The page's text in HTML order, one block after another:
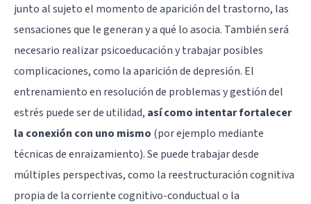
junto al sujeto el momento de aparición del trastorno, las
sensaciones que le generan y a qué lo asocia. También será
necesario realizar psicoeducación y trabajar posibles
complicaciones, como la aparición de depresión. El
entrenamiento en resolución de problemas y gestión del
estrés puede ser de utilidad, así como intentar fortalecer
la conexión con uno mismo (por ejemplo mediante
técnicas de enraizamiento). Se puede trabajar desde
múltiples perspectivas, como la reestructuración cognitiva
propia de la corriente cognitivo-conductual o la